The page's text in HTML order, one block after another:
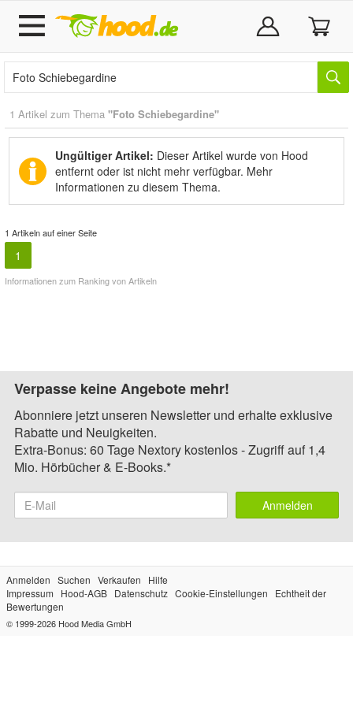
1 Artikel zum Thema "Foto Schiebegardine"
Ungültiger Artikel: Dieser Artikel wurde von Hood
entfernt oder ist nicht mehr verfügbar. Mehr
Informationen zu diesem Thema.
1 Artikeln auf einer Seite
1
Informationen zum Ranking von Artikeln
Verpasse keine Angebote mehr!
Abonniere jetzt unseren Newsletter und erhalte exklusive
Rabatte und Neuigkeiten.
Extra-Bonus: 60 Tage Nextory kostenlos - Zugriff auf 1,4
Mio. Hörbücher & E-Books.*
Anmelden
Anmelden Suchen Verkaufen
Hilfe
Impressum
Hood-AGB Datenschutz Cookie-Einstellungen
Echtheit der
Bewertungen
© 1999-2026 Hood Media GmbH